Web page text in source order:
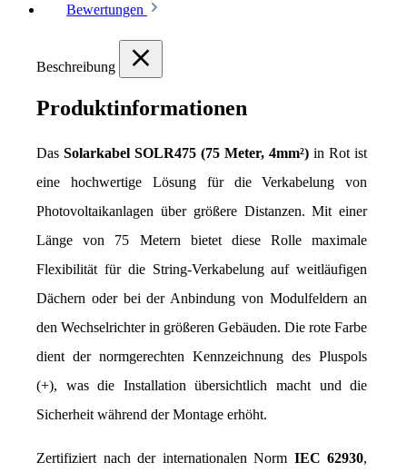
Bewertungen
Beschreibung
Produktinformationen
Das Solarkabel SOLR475 (75 Meter, 4mm²) in Rot ist
eine hochwertige Lösung für die Verkabelung von
Photovoltaikanlagen über größere Distanzen. Mit einer
Länge von 75 Metern bietet diese Rolle maximale
Flexibilität für die String-Verkabelung auf weitläufigen
Dächern oder bei der Anbindung von Modulfeldern an
den Wechselrichter in größeren Gebäuden. Die rote Farbe
dient der normgerechten Kennzeichnung des Pluspols
(+), was die Installation übersichtlich macht und die
Sicherheit während der Montage erhöht.
Zertifiziert nach der internationalen Norm IEC 62930,